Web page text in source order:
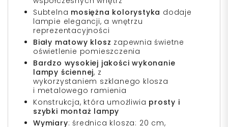
Subtelna mosiężna kolorystyka dodaje
lampie elegancji, a wnętrzu
reprezentacyjności
Biały matowy klosz zapewnia świetne
oświetlenie pomieszczenia
Bardzo wysokiej jakości wykonanie
lampy ściennej, z
wykorzystaniem szklanego klosza
i metalowego ramienia
Konstrukcja, która umożliwia prosty i
szybki montaż lampy
Wymiary: średnica klosza: 20 cm,